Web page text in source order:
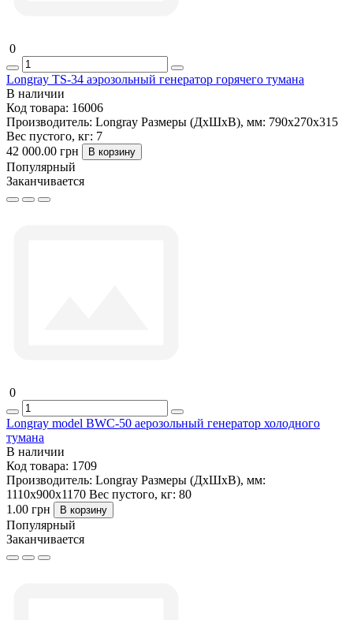
0
Longray TS-34 аэрозольный генератор горячего тумана
В наличии
Код товара: 16006
Производитель: Longray Размеры (ДxШxВ), мм: 790x270x315
Вес пустого, кг: 7
42 000.00 грн
В корзину
Популярный
Заканчивается
0
Longray model BWC-50 аерозольный генератор холодного
тумана
В наличии
Код товара: 1709
Производитель: Longray Размеры (ДxШxВ), мм:
1110х900х1170 Вес пустого, кг: 80
1.00 грн
В корзину
Популярный
Заканчивается